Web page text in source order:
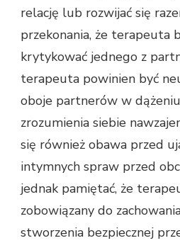
relację lub rozwijać się
przekonania, że terapeuta
krytykować jednego z
terapeuta powinien być
oboje partnerów w
zrozumienia siebie
się również obawa przed
intymnych spraw przed
jednak pamiętać, że
zobowiązany do
stworzenia bezpiecznej